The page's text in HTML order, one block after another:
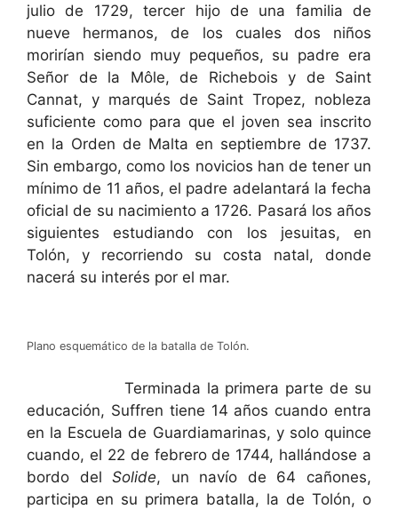
julio de 1729, tercer hijo de una familia de
nueve hermanos, de los cuales dos niños
morirían siendo muy pequeños, su padre era
Señor de la Môle, de Richebois y de Saint
Cannat, y marqués de Saint Tropez, nobleza
suficiente como para que el joven sea inscrito
en la Orden de Malta en septiembre de 1737.
Sin embargo, como los novicios han de tener un
mínimo de 11 años, el padre adelantará la fecha
oficial de su nacimiento a 1726. Pasará los años
siguientes estudiando con los jesuitas, en
Tolón, y recorriendo su costa natal, donde
nacerá su interés por el mar.
Plano esquemático de la batalla de Tolón.
Terminada la primera parte de su
educación, Suffren tiene 14 años cuando entra
en la Escuela de Guardiamarinas, y solo quince
cuando, el 22 de febrero de 1744, hallándose a
bordo delSolide, un navío de 64 cañones,
participa en su primera batalla, la de Tolón, o